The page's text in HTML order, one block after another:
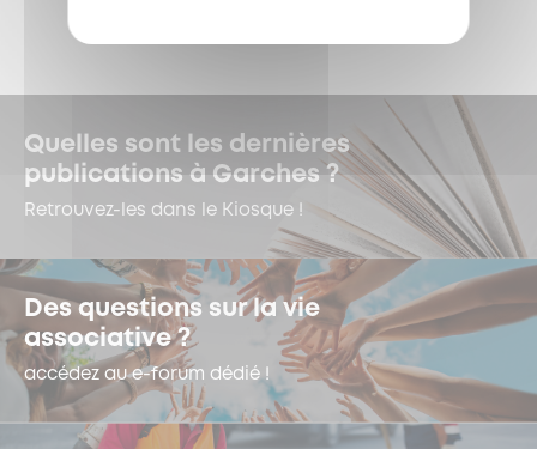
Quelles sont les dernières
publications à Garches ?
Retrouvez-les dans le Kiosque !
Des questions sur la vie
associative ?
accédez au e-forum dédié !